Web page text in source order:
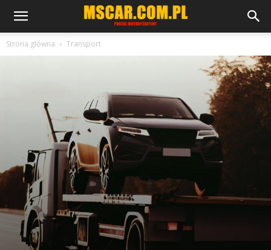
mscar.com.pl
Strona główna Transport